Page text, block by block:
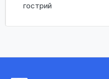
гострий